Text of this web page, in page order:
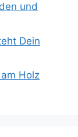
und
Dein
Holz